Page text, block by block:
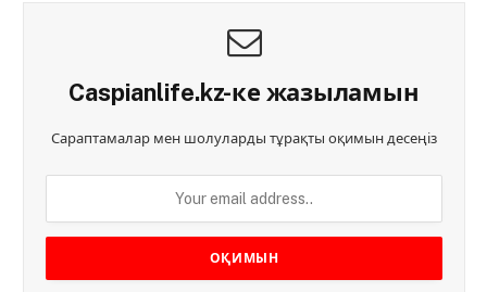
Caspianlife.kz-ке жазыламын
Сараптамалар мен шолуларды тұрақты оқимын десеңіз